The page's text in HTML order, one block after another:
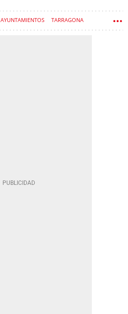
AYUNTAMIENTOS TARRAGONA